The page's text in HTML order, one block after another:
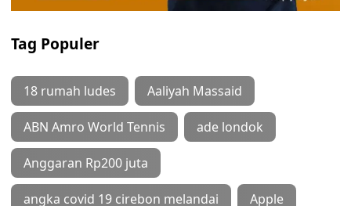
Tag Populer
18 rumah ludes Aaliyah Massaid
ABN Amro World Tennis ade londok
Anggaran Rp200 juta
angka covid 19 cirebon melandai Apple